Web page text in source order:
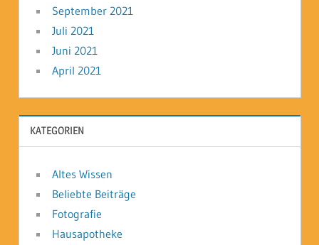
September 2021
Juli 2021
Juni 2021
April 2021
KATEGORIEN
Altes Wissen
Beliebte Beiträge
Fotografie
Hausapotheke